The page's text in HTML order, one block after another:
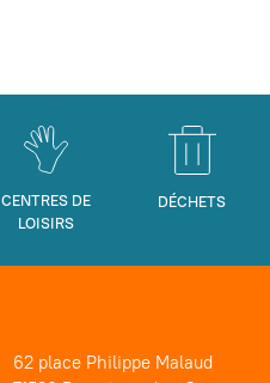
CENTRES DE
LOISIRS
DÉCHETS
62 place Philippe Malaud